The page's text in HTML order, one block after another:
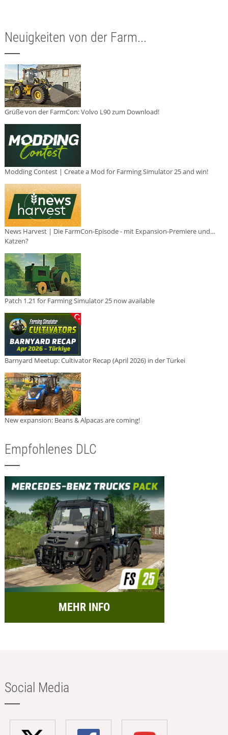
Neuigkeiten von der Farm...
Grüße von der FarmCon: Volvo L90 zum Download!
Modding Contest | Create a Mod for Farming Simulator 25 and win!
News Harvest | Die FarmCon-Episode - mit Expansion-Premiere und...
Katzen?
Patch 1.21 for Farming Simulator 25 now available
Barnyard Meetup: Cultivator Recap (April 2026) in der Türkei
New expansion: Beans & Alpacas are coming!
Empfohlenes DLC
MEHR INFO
Social Media